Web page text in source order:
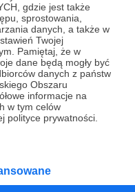
gdzie jest także
sprostowania,
danych, a także w
Twojej
Pamiętaj, że w
dane będą mogły być
danych z państw
Obszaru
informacje na
w tym celów
polityce prywatności.
Patronów!
od zaplecza